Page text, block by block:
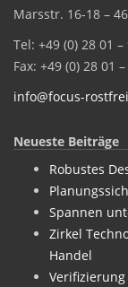
Marsstr. 16-18 –
Tel: +49 (0) 28 01 –
Fax: +49 (0) 28 01
info@focus-
Neueste Beiträge
Robustes
Spannen
Zirkel
Handel